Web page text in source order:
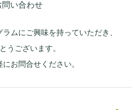
問い合わせ
ムにご興味を持っていただき、
うございます。
にお問合せください。